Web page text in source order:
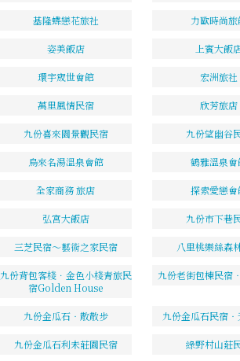
基隆蝶戀花旅社 力歐時尚旅
姿美飯店 上賓大飯
環宇宬世會館 宏洲旅社
萬里風情民宿 欣芳旅店
九份喜來園景觀民宿 九份望幽谷
烏來名湯溫泉會館 鶴雅溫泉會
全家商務 旅店 探索愛戀會
弘宮大飯店 九份市下巷
三芝民宿～藝術之家民宿 八里桃樂絲森
九份背包客棧．金色小棧青旅民
宿Golden House
九份老街包棟民宿
九份金瓜石‧散散步 九份金瓜石民宿‧
九份金瓜石利未莊園民宿 綠野村山莊